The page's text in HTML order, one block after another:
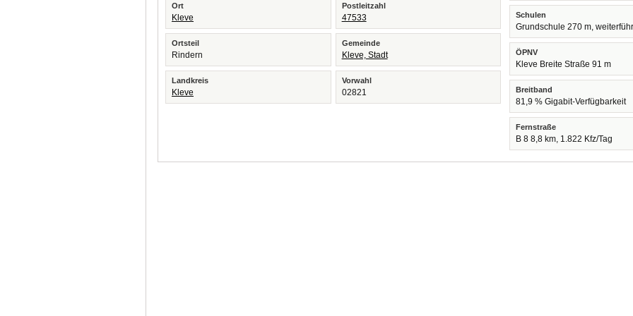
Ort
Kleve
Postleitzahl
47533
Ortsteil
Rindern
Gemeinde
Kleve, Stadt
Landkreis
Kleve
Vorwahl
02821
Schulen
Grundschule 270 m,
ÖPNV
Kleve Breite Straße 91 m
Breitband
81,9 % Gigabit-Verfügbarkeit
Fernstraße
B 8 8,8 km, 1.822 Kfz/Tag